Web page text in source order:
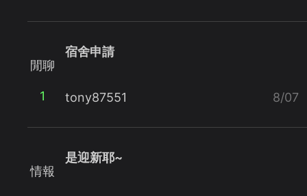
閒聊
1
宿舍申請
tony87551 8/07
情報
是迎新耶~